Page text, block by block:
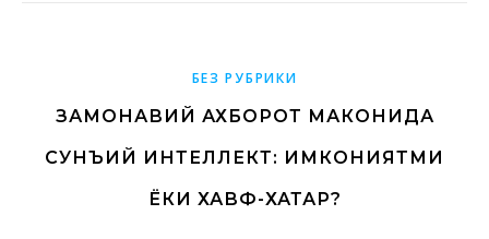
БЕЗ РУБРИКИ
ЗАМОНАВИЙ АХБОРОТ МАКОНИДА
СУНЪИЙ ИНТЕЛЛЕКТ: ИМКОНИЯТМИ
ЁКИ ХАВФ-ХАТАР?